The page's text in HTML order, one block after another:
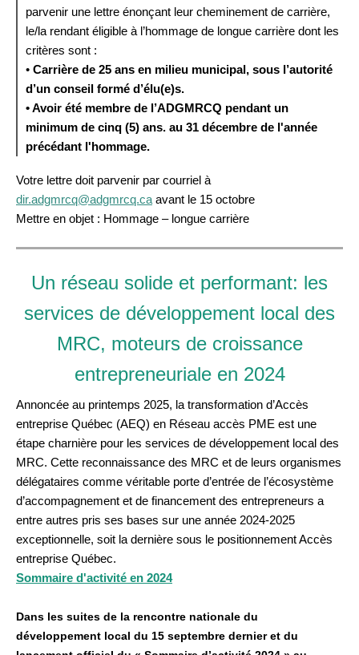
parvenir une lettre énonçant leur cheminement de carrière,
le/la rendant éligible à l’hommage de longue carrière dont les
critères sont :
• Carrière de 25 ans en milieu municipal, sous l’autorité
d’un conseil formé d’élu(e)s.
• Avoir été membre de l’ADGMRCQ pendant un
minimum de cinq (5) ans. au 31 décembre de l'année
précédant l'hommage.
Votre lettre doit parvenir par courriel à
dir.adgmrcq@adgmrcq.ca avant le 15 octobre
Mettre en objet : Hommage – longue carrière
Un réseau solide et performant: les
services de développement local des
MRC, moteurs de croissance
entrepreneuriale en 2024
Annoncée au printemps 2025, la transformation d’Accès
entreprise Québec (AEQ) en Réseau accès PME est une
étape charnière pour les services de développement local des
MRC. Cette reconnaissance des MRC et de leurs organismes
délégataires comme véritable porte d’entrée de l’écosystème
d’accompagnement et de financement des entrepreneurs a
entre autres pris ses bases sur une année 2024-2025
exceptionnelle, soit la dernière sous le positionnement Accès
entreprise Québec.
Sommaire d'activité en 2024
Dans les suites de la rencontre nationale du
développement local du 15 septembre dernier et du